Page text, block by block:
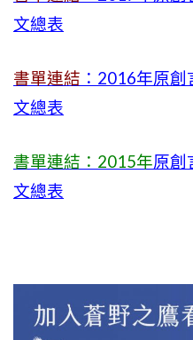
文總表
書單連結 ：2016年原
文總表
書單連結：2015年原創
文總表